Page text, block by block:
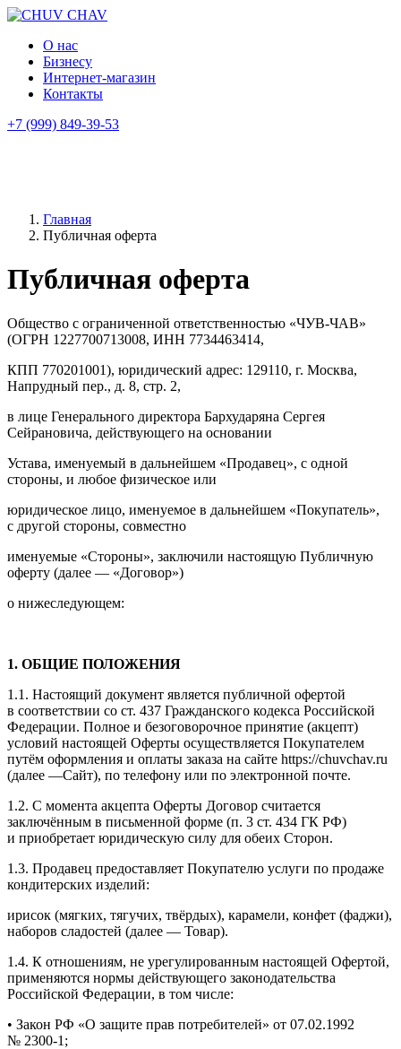
О нас
Бизнесу
Интернет-магазин
Контакты
+7 (999) 849-39-53
Главная
Публичная оферта
Публичная оферта
Общество с ограниченной ответственностью «ЧУВ-ЧАВ»
(ОГРН 1227700713008, ИНН 7734463414,
КПП 770201001), юридический адрес: 129110, г. Москва,
Напрудный пер., д. 8, стр. 2,
в лице Генерального директора Бархударяна Сергея
Сейрановича, действующего на основании
Устава, именуемый в дальнейшем «Продавец», с одной
стороны, и любое физическое или
юридическое лицо, именуемое в дальнейшем «Покупатель»,
с другой стороны, совместно
именуемые «Стороны», заключили настоящую Публичную
оферту (далее — «Договор»)
о нижеследующем:
1. ОБЩИЕ ПОЛОЖЕНИЯ
1.1. Настоящий документ является публичной офертой
в соответствии со ст. 437 Гражданского кодекса Российской
Федерации. Полное и безоговорочное принятие (акцепт)
условий настоящей Оферты осуществляется Покупателем
путём оформления и оплаты заказа на сайте https://chuvchav.ru
(далее —Сайт), по телефону или по электронной почте.
1.2. С момента акцепта Оферты Договор считается
заключённым в письменной форме (п. 3 ст. 434 ГК РФ)
и приобретает юридическую силу для обеих Сторон.
1.3. Продавец предоставляет Покупателю услуги по продаже
кондитерских изделий:
ирисок (мягких, тягучих, твёрдых), карамели, конфет (фаджи),
наборов сладостей (далее — Товар).
1.4. К отношениям, не урегулированным настоящей Офертой,
применяются нормы действующего законодательства
Российской Федерации, в том числе:
• Закон РФ «О защите прав потребителей» от 07.02.1992
№ 2300-1;